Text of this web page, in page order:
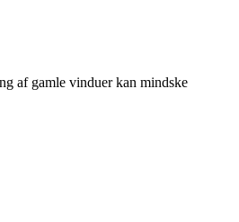
af gamle vinduer kan mindske